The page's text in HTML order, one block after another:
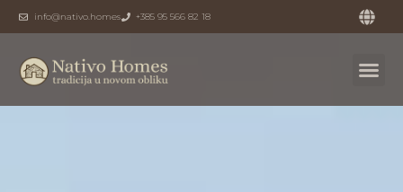
info@nativo.homes +385 95 566 82 18